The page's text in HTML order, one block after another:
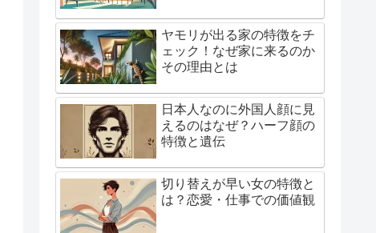
ヤモリが出る家の特徴をチ
ェック！なぜ家に来るのか
その理由とは
日本人なのに外国人顔に見
えるのはなぜ？ハーフ顔の
特徴と遺伝
切り替えが早い女の特徴と
は？恋愛・仕事での価値観